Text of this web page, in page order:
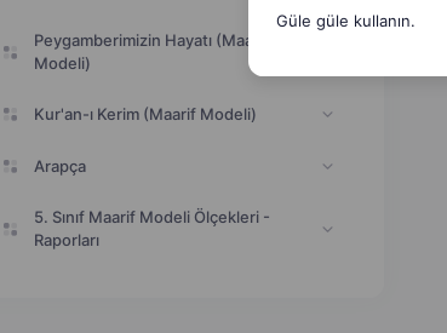
Peygamberimizin Hayatı (Maarif
Modeli)
Kur'an-ı Kerim (Maarif Modeli)
Arapça
5. Sınıf Maarif Modeli Ölçekleri -
Raporları
Güle güle kullanın.